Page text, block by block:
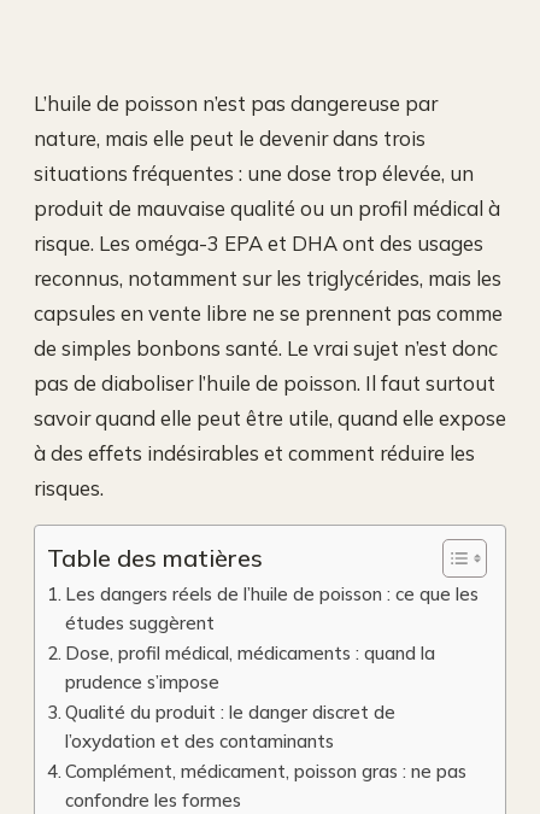
L’huile de poisson n’est pas dangereuse par
nature, mais elle peut le devenir dans trois
situations fréquentes : une dose trop élevée, un
produit de mauvaise qualité ou un profil médical à
risque. Les oméga-3 EPA et DHA ont des usages
reconnus, notamment sur les triglycérides, mais les
capsules en vente libre ne se prennent pas comme
de simples bonbons santé. Le vrai sujet n’est donc
pas de diaboliser l’huile de poisson. Il faut surtout
savoir quand elle peut être utile, quand elle expose
à des effets indésirables et comment réduire les
risques.
Table des matières
Les dangers réels de l’huile de poisson : ce que les
études suggèrent
Dose, profil médical, médicaments : quand la
prudence s’impose
Qualité du produit : le danger discret de
l’oxydation et des contaminants
Complément, médicament, poisson gras : ne pas
confondre les formes